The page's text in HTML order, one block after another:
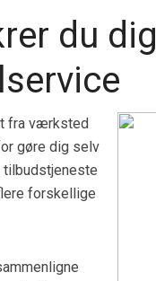
du
fra værksted
gøre dig selv
tilbudstjeneste
forskellige